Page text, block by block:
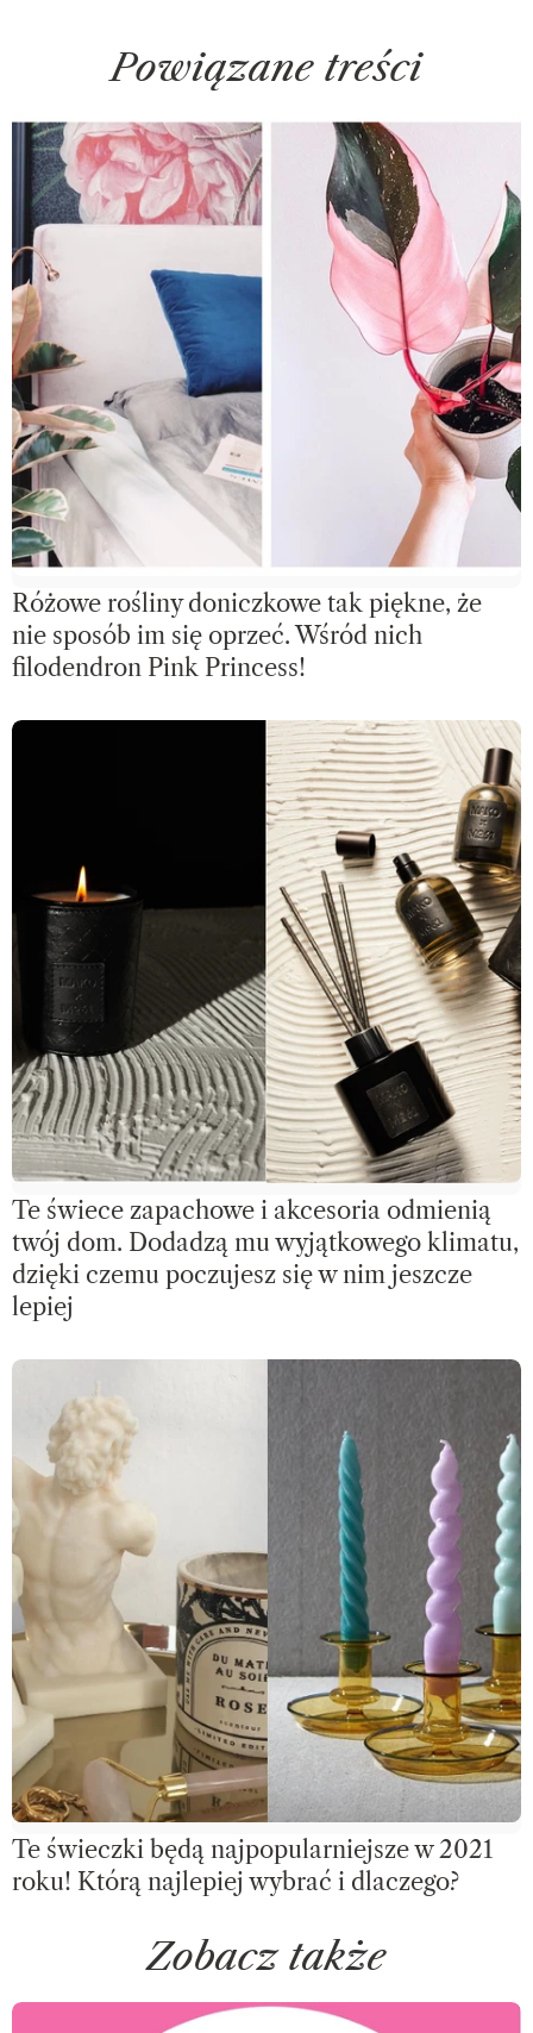
Powiązane treści
Różowe rośliny doniczkowe tak piękne, że
nie sposób im się oprzeć. Wśród nich
filodendron Pink Princess!
Te świece zapachowe i akcesoria odmienią
twój dom. Dodadzą mu wyjątkowego klimatu,
dzięki czemu poczujesz się w nim jeszcze
lepiej
Te świeczki będą najpopularniejsze w 2021
roku! Którą najlepiej wybrać i dlaczego?
Zobacz także